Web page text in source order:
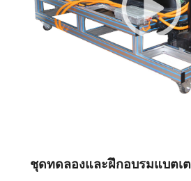
ชุดทดลองและฝึกอบรมแบตเ